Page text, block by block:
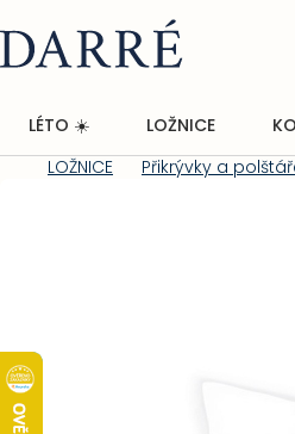
na
obsah
LÉTO ☀️ LOŽNICE
LOŽNICE Přikrývky a